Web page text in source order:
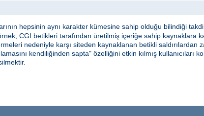
hepsinin aynı karakter kümesine sahip olduğu bilindiği
CGI betikleri tarafından üretilmiş içeriğe sahip kaynaklara
nedeniyle karşı siteden kaynaklanan betikli saldırılardan
kendiliğinden sapta" özelliğini etkin kılmış kullanıcıları